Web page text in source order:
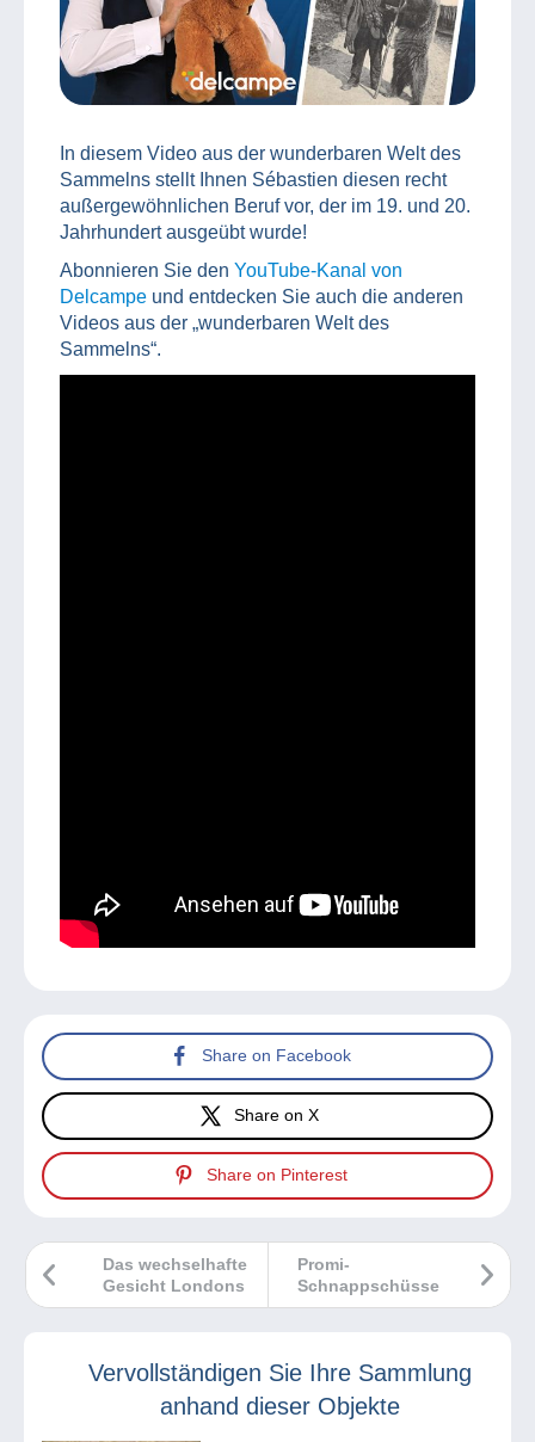
In diesem Video aus der wunderbaren Welt des
Sammelns stellt Ihnen Sébastien diesen recht
außergewöhnlichen Beruf vor, der im 19. und 20.
Jahrhundert ausgeübt wurde!
Abonnieren Sie den YouTube-Kanal von
Delcampe und entdecken Sie auch die anderen
Videos aus der „wunderbaren Welt des
Sammelns“.
Share on Facebook
Share on X
Share on Pinterest
Promi-
Schnappschüsse
Das wechselhafte
Gesicht Londons
Vervollständigen Sie Ihre Sammlung
anhand dieser Objekte